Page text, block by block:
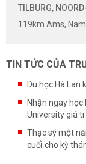
TILBURG,
119km Ams, Nam
TIN TỨC CỦA
Du học Hà Lan
Nhận ngay
University giá
Thạc sỹ một
cuối cho kỳ